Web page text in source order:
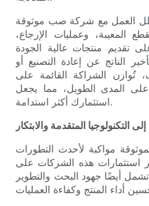
العمل مع شركة صب موثوقة
المعيبة، وعمليات الإرجاع،
تقديم منتجات عالية الجودة
الناتج عن إعادة التصنيع أو
تُوازن الشراكة القائمة على
على المدى الطويل، مما يجعل
استثمارك أكثر استدامة.
التكنولوجيا المتقدمة والابتكار
مواكبة لأحدث التطورات
استثمارات هذه الشركات على
أيضًا جهود البحث والتطوير